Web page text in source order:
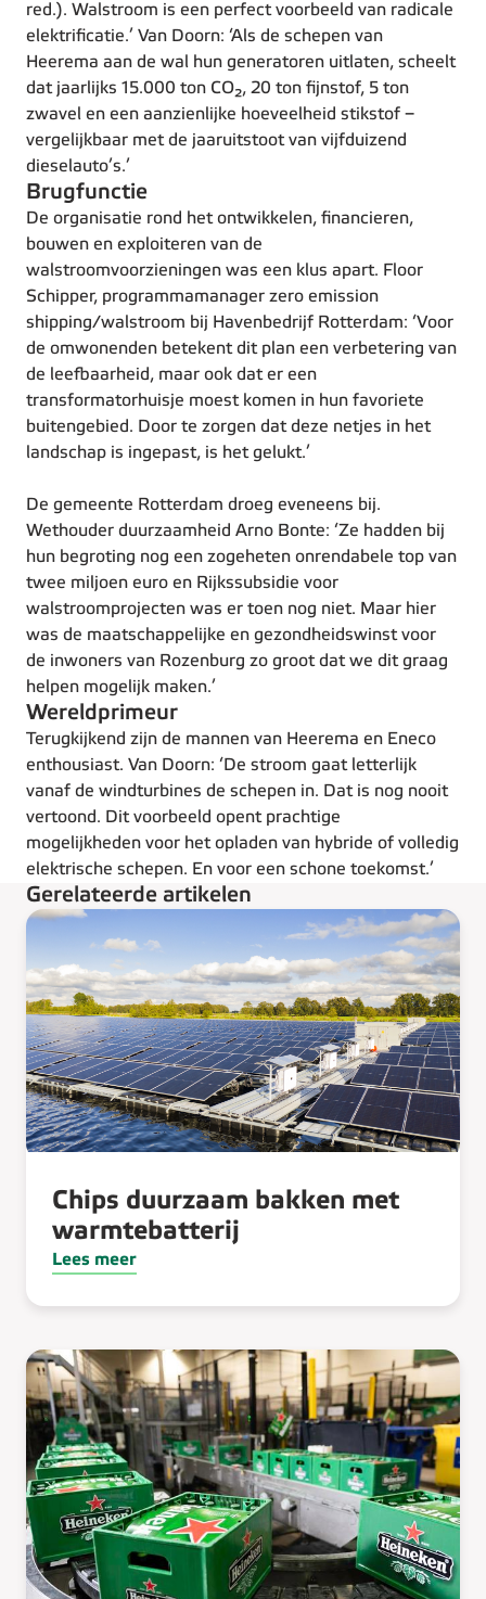
red.). Walstroom is een perfect voorbeeld van radicale
elektrificatie.’ Van Doorn: ‘Als de schepen van
Heerema aan de wal hun generatoren uitlaten, scheelt
dat jaarlijks 15.000 ton CO₂, 20 ton fijnstof, 5 ton
zwavel en een aanzienlijke hoeveelheid stikstof –
vergelijkbaar met de jaaruitstoot van vijfduizend
dieselauto’s.’
Brugfunctie
De organisatie rond het ontwikkelen, financieren,
bouwen en exploiteren van de
walstroomvoorzieningen was een klus apart. Floor
Schipper, programmamanager zero emission
shipping/walstroom bij Havenbedrijf Rotterdam: ‘Voor
de omwonenden betekent dit plan een verbetering van
de leefbaarheid, maar ook dat er een
transformatorhuisje moest komen in hun favoriete
buitengebied. Door te zorgen dat deze netjes in het
landschap is ingepast, is het gelukt.’
De gemeente Rotterdam droeg eveneens bij.
Wethouder duurzaamheid Arno Bonte: ‘Ze hadden bij
hun begroting nog een zogeheten onrendabele top van
twee miljoen euro en Rijkssubsidie voor
walstroomprojecten was er toen nog niet. Maar hier
was de maatschappelijke en gezondheidswinst voor
de inwoners van Rozenburg zo groot dat we dit graag
helpen mogelijk maken.’
Wereldprimeur
Terugkijkend zijn de mannen van Heerema en Eneco
enthousiast. Van Doorn: ‘De stroom gaat letterlijk
vanaf de windturbines de schepen in. Dat is nog nooit
vertoond. Dit voorbeeld opent prachtige
mogelijkheden voor het opladen van hybride of volledig
elektrische schepen. En voor een schone toekomst.’
Gerelateerde artikelen
Chips duurzaam bakken met
warmtebatterij
Lees meer